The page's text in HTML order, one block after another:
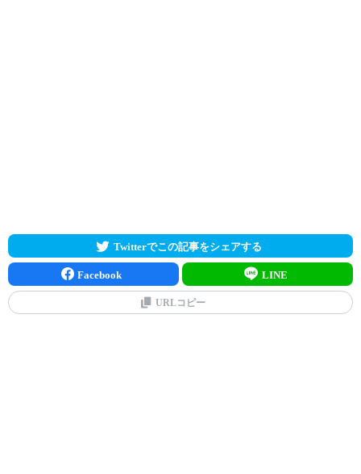
Twitterでこの記事をシェアする
Facebook LINE
URLコピー